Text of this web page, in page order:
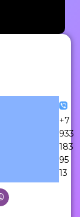
+7
933
183
95
13